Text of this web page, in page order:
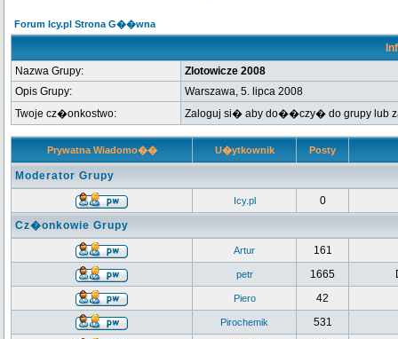
Forum Icy.pl Strona G��wna
Nazwa Grupy:
Zlotowicze 2008
Opis Grupy:
Warszawa, 5. lipca 2008
Twoje cz�onkostwo:
Zaloguj si� aby do��czy� do grupy
Prywatna Wiadomo�� U�ytkownik Posty
Moderator Grupy
Icy.pl
0
Cz�onkowie Grupy
Artur 161
petr 1665
Piero 42
Pirochemik 531